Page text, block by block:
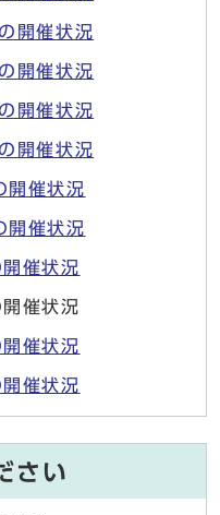
開催状況
開催状況
開催状況
開催状況
開催状況
開催状況
催状況
催状況
催状況
催状況
さい